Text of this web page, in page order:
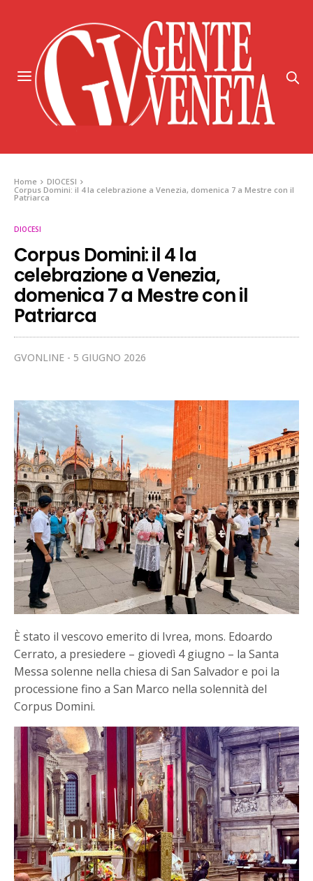
Home
DIOCESI
Corpus Domini: il 4 la celebrazione a Venezia, domenica 7 a Mestre con il
Patriarca
DIOCESI
Corpus Domini: il 4 la
celebrazione a Venezia,
domenica 7 a Mestre con il
Patriarca
GVONLINE 5 GIUGNO 2026
È stato il vescovo emerito di Ivrea, mons. Edoardo
Cerrato, a presiedere – giovedì 4 giugno – la Santa
Messa solenne nella chiesa di San Salvador e poi la
processione fino a San Marco nella solennità del
Corpus Domini.